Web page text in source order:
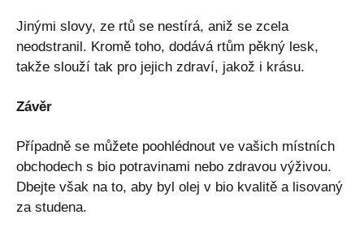
Jinými slovy, ze rtů se nestírá, aniž se zcela
neodstranil. Kromě toho, dodává rtům pěkný lesk,
takže slouží tak pro jejich zdraví, jakož i krásu.
Závěr
Případně se můžete poohlédnout ve vašich místních
obchodech s bio potravinami nebo zdravou výživou.
Dbejte však na to, aby byl olej v bio kvalitě a lisovaný
za studena.